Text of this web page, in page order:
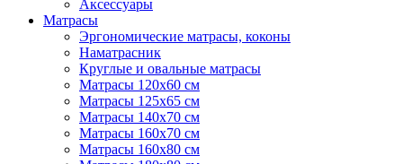
Аксессуары
Матрасы
Эргономические матрасы, коконы
Наматрасник
Круглые и овальные матрасы
Матрасы 120х60 см
Матрасы 125х65 см
Матрасы 140х70 см
Матрасы 160х70 см
Матрасы 160х80 см